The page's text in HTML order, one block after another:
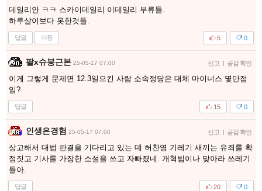
데일리안 ㅋㅋ 스카이데일리 이데일리 부류들.
하루살이보다 못한것들.
답글 이동 0
5
팥x슈붕근본 25-05-17 07:00 신고 | 공감 확인
이게 그렇게 문제면 12.3일으킨 사람 소속정당은 대체 마이너스 몇만점
임?
답글 0
15
인생은경험 25-05-17 07:00 신고 | 공감 확인
상고해서 대법 판결을 기다리고 있는 데 허찬영 기레기 새끼는 유죄를 확
정짓고 기사를 가장한 소설을 쓰고 자빠졌네. 개혁빔이나 맞아라 쓰레기
들아.
답글 0
20